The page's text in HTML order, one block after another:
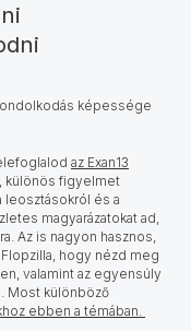
képessége
az Exan13
különös figyelmet
leosztásokról és a
magyarázatokat ad,
Az is nagyon hasznos,
hogy nézd meg
valamint az egyensúly
Most különböző
ebben a témában.